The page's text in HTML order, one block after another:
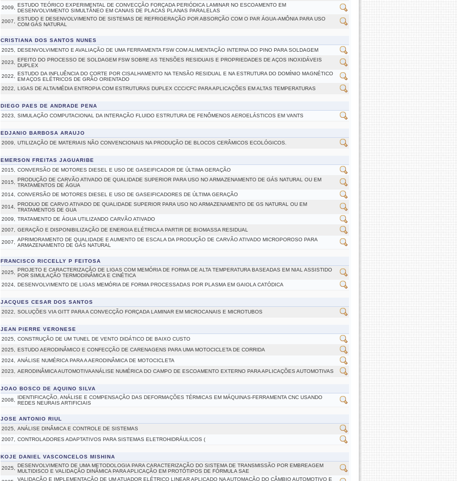
2009,
ESTUDO TEÓRICO EXPERIMENTAL DE CONVECÇÃO FORÇADA PERIÓDICA LAMINAR NO ESCOAMENTO EM
DESENVOLVIMENTO SIMULTÂNEO EM CANAIS DE PLACAS PLANAS PARALELAS
2007,
ESTUDO E DESENVOLVIMENTO DE SISTEMAS DE REFRIGERAÇÃO POR ABSORÇÃO COM O PAR ÁGUA-AMÔNIA PARA USO
COM GÁS NATURAL
CRISTIANA DOS SANTOS NUNES
2025,
DESENVOLVIMENTO E AVALIAÇÃO DE UMA FERRAMENTA FSW COM ALIMENTAÇÃO INTERNA DO PINO PARA SOLDAGEM
2023,
EFEITO DO PROCESSO DE SOLDAGEM FSW SOBRE AS TENSÕES RESIDUAIS E PROPRIEDADES DE AÇOS INOXIDÁVEIS
DUPLEX
2022,
ESTUDO DA INFLUÊNCIA DO CORTE POR CISALHAMENTO NA TENSÃO RESIDUAL E NA ESTRUTURA DO DOMÍNIO MAGNÉTICO
EM AÇOS ELÉTRICOS DE GRÃO ORIENTADO
2022,
LIGAS DE ALTA/MÉDIA ENTROPIA COM ESTRUTURAS DUPLEX CCC/CFC PARA APLICAÇÕES EM ALTAS TEMPERATURAS
DIEGO PAES DE ANDRADE PENA
2023,
SIMULAÇÃO COMPUTACIONAL DA INTERAÇÃO FLUIDO ESTRUTURA DE FENÔMENOS AEROELÁSTICOS EM VANTS
EDJANIO BARBOSA ARAUJO
2009,
UTILIZAÇÃO DE MATERIAIS NÃO CONVENCIONAIS NA PRODUÇÃO DE BLOCOS CERÂMICOS ECOLÓGICOS.
EMERSON FREITAS JAGUARIBE
2015,
CONVERSÃO DE MOTORES DIESEL E USO DE GASEIFICADOR DE ÚLTIMA GERAÇÃO
2015,
PRODUÇÃO DE CARVÃO ATIVADO DE QUALIDADE SUPERIOR PARA USO NO ARMAZENAMENTO DE GÁS NATURAL OU EM
TRATAMENTOS DE ÁGUA
2014,
CONVERSÃO DE MOTORES DIESEL E USO DE GASEIFICADORES DE ÚLTIMA GERAÇÃO
2014,
PRODUO DE CARVO ATIVADO DE QUALIDADE SUPERIOR PARA USO NO ARMAZENAMENTO DE GS NATURAL OU EM
TRATAMENTOS DE GUA
2009,
TRATAMENTO DE ÁGUA UTILIZANDO CARVÃO ATIVADO
2007,
GERAÇÃO E DISPONIBILIZAÇÃO DE ENERGIA ELÉTRICA A PARTIR DE BIOMASSA RESIDUAL
2007,
APRIMORAMENTO DE QUALIDADE E AUMENTO DE ESCALA DA PRODUÇÃO DE CARVÃO ATIVADO MICROPOROSO PARA
ARMAZENAMENTO DE GÁS NATURAL
FRANCISCO RICCELLY P FEITOSA
2025,
PROJETO E CARACTERIZAÇÃO DE LIGAS COM MEMÓRIA DE FORMA DE ALTA TEMPERATURA BASEADAS EM NIAL ASSISTIDO
POR SIMULAÇÃO TERMODINÂMICA E CINÉTICA
2024,
DESENVOLVIMENTO DE LIGAS MEMÓRIA DE FORMA PROCESSADAS POR PLASMA EM GAIOLA CATÓDICA
JACQUES CESAR DOS SANTOS
2022,
SOLUÇÕES VIA GITT PARA A CONVECÇÃO FORÇADA LAMINAR EM MICROCANAIS E MICROTUBOS
JEAN PIERRE VERONESE
2025,
CONSTRUÇÃO DE UM TUNEL DE VENTO DIDÁTICO DE BAIXO CUSTO
2025,
ESTUDO AERODINÂMICO E CONFECÇÃO DE CARENAGENS PARA UMA MOTOCICLETA DE CORRIDA
2024,
ANÁLISE NUMÉRICA PARA A AERODINÂMICA DE MOTOCICLETA
2023,
AERODINÂMICA AUTOMOTIVAANÁLISE NUMÉRICA DO CAMPO DE ESCOAMENTO EXTERNO PARA APLICAÇÕES AUTOMOTIVAS
JOAO BOSCO DE AQUINO SILVA
2008,
IDENTIFICAÇÃO, ANÁLISE E COMPENSAÇÃO DAS DEFORMAÇÕES TÉRMICAS EM MÁQUINAS-FERRAMENTA CNC USANDO
REDES NEURAIS ARTIFICIAIS
JOSE ANTONIO RIUL
2025,
ANÁLISE DINÂMICA E CONTROLE DE SISTEMAS
2007,
CONTROLADORES ADAPTATIVOS PARA SISTEMAS ELETROHIDRÁULICOS (
KOJE DANIEL VASCONCELOS MISHINA
2025,
DESENVOLVIMENTO DE UMA METODOLOGIA PARA CARACTERIZAÇÃO DO SISTEMA DE TRANSMISSÃO POR EMBREAGEM
MULTIDISCO E VALIDAÇÃO DINÃMICA PARA APLICAÇÃO EM PROTÓTIPOS DE FÓRMULA SAE
VALIDAÇÃO E IMPLEMENTAÇÃO DE UM ATUADOR ELÉTRICO LINEAR APLICADO NA AUTOMAÇÃO DO CÂMBIO AUTOMOTIVO E